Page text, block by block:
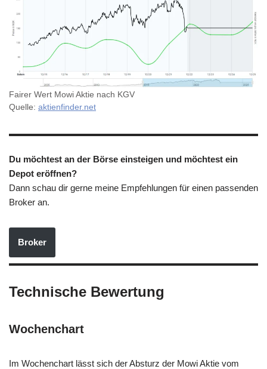
Fairer Wert Mowi Aktie nach KGV
Quelle: aktienfinder.net
Du möchtest an der Börse einsteigen und möchtest ein
Depot eröffnen?
Dann schau dir gerne meine Empfehlungen für einen passenden
Broker an.
Broker
Technische Bewertung
Wochenchart
Im Wochenchart lässt sich der Absturz der Mowi Aktie vom